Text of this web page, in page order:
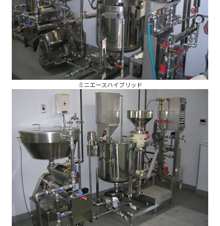
ミニエースハイブリッド